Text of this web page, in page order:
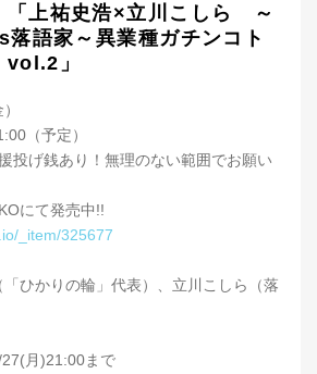
「上祐史浩×立川こしら ～
落語家～異業種ガチンコト
vol.2」
（予定）
投げ銭あり！無理のない範囲でお願い
にて発売中!!
_item/325677
「ひかりの輪」代表）、立川こしら（落
月)21:00まで